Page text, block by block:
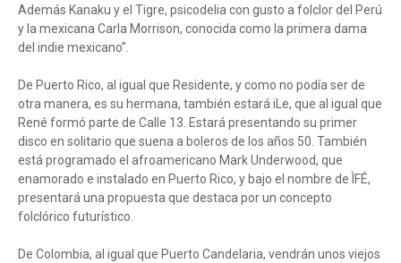
Además Kanaku y el Tigre, psicodelia con gusto a folclor del Perú
y la mexicana Carla Morrison, conocida como la primera dama
del indie mexicano”.
De Puerto Rico, al igual que Residente, y como no podía ser de
otra manera, es su hermana, también estará iLe, que al igual que
René formó parte de Calle 13. Estará presentando su primer
disco en solitario que suena a boleros de los años 50. También
está programado el afroamericano Mark Underwood, que
enamorado e instalado en Puerto Rico, y bajo el nombre de ÌFÉ,
presentará una propuesta que destaca por un concepto
folclórico futurístico.
De Colombia, al igual que Puerto Candelaria, vendrán unos viejos